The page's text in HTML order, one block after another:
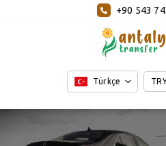
+90 543
Türkçe